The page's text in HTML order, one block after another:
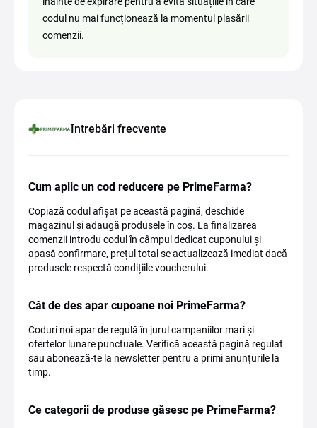
codul nu mai funcționează la momentul plasării
comenzii.
Întrebări frecvente
Cum aplic un cod reducere pe PrimeFarma?
Copiază codul afișat pe această pagină, deschide
magazinul și adaugă produsele în coș. La finalizarea
comenzii introdu codul în câmpul dedicat cuponului și
apasă confirmare, prețul total se actualizează imediat dacă
produsele respectă condițiile voucherului.
Cât de des apar cupoane noi PrimeFarma?
Coduri noi apar de regulă în jurul campaniilor mari și
ofertelor lunare punctuale. Verifică această pagină regulat
sau abonează-te la newsletter pentru a primi anunțurile la
timp.
Ce categorii de produse găsesc pe PrimeFarma?